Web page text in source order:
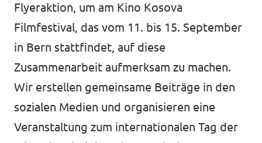
Flyeraktion, um am Kino Kosova
Filmfestival, das vom 11. bis 15. September
in Bern stattfindet, auf diese
Zusammenarbeit aufmerksam zu machen.
Wir erstellen gemeinsame Beiträge in den
sozialen Medien und organisieren eine
Veranstaltung zum internationalen Tag der